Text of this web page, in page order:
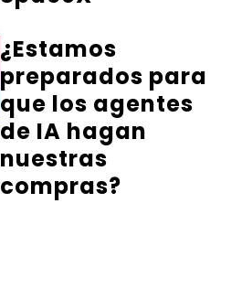
¿Estamos
preparados para
que los agentes
de IA hagan
nuestras
compras?